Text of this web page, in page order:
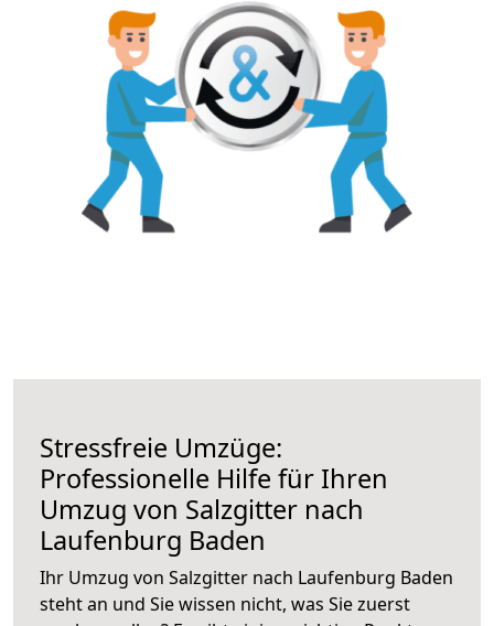
Stressfreie Umzüge:
Professionelle Hilfe für Ihren
Umzug von Salzgitter nach
Laufenburg Baden
Ihr Umzug von Salzgitter nach Laufenburg Baden
steht an und Sie wissen nicht, was Sie zuerst